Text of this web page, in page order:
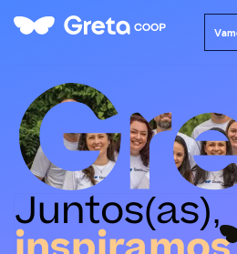
Juntos(as),